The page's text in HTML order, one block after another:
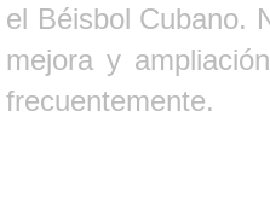
el Béisbol Cubano.
mejora y
frecuentemente.